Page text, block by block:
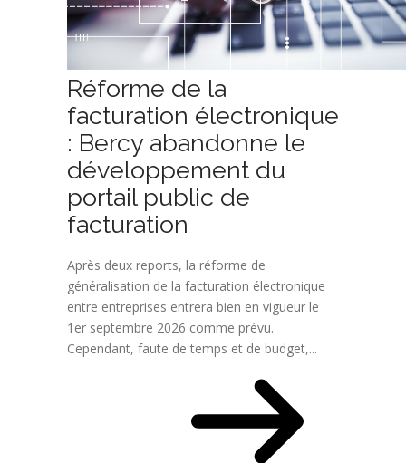
Réforme de la
facturation électronique
: Bercy abandonne le
développement du
portail public de
facturation
Après deux reports, la réforme de
généralisation de la facturation électronique
entre entreprises entrera bien en vigueur le
1er septembre 2026 comme prévu.
Cependant, faute de temps et de budget,...